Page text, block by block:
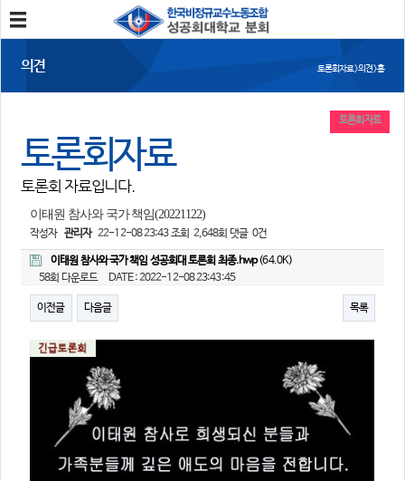
분회소개
소식
공지사항
언론보도
참여
자유게시판 건의사항
사진/영상자료
토론회자료
의견 토론회자료 > 의견 > 홈
토론회자료
토론회 자료입니다.
토론회자료
이태원 참사와 국가 책임(20221122)
작성자 관리자 22-12-08 23:43조회 2,648회 댓글 0건
이태원 참사와 국가 책임 성공회대 토론회 최종.hwp(64.0K)
58회 다운로드
DATE : 2022-12-08 23:43:45
이전글 다음글 목록